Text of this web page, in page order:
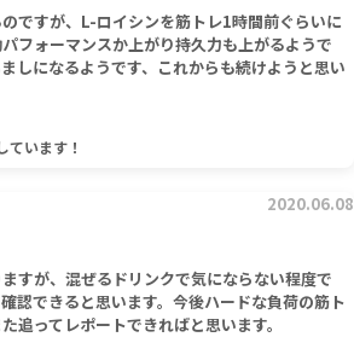
ですが、L-ロイシンを筋トレ1時間前ぐらいに
フォーマンスか上がり持久力も上がるようで
しになるようです、これからも続けようと思い
ています！
2020.06.08
すが、混ぜるドリンクで気にならない程度で
認できると思います。今後ハードな負荷の筋ト
追ってレポートできればと思います。